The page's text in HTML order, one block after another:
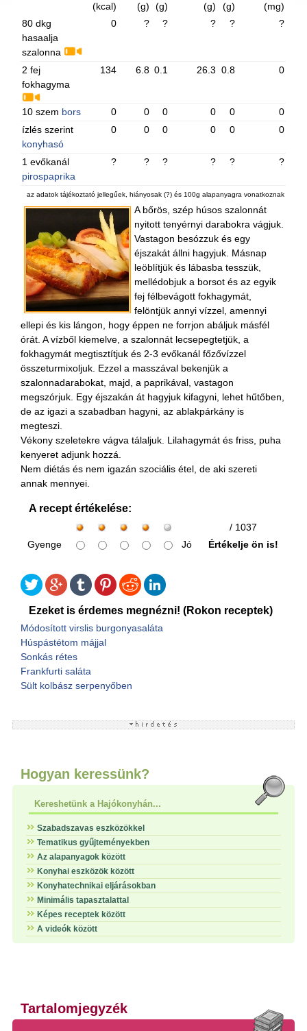
(kcal)
(g)
(g)
(g)
(g)
(mg)
80 dkg
hasaalja
szalonna
0 ? ? ? ? ?
2 fej
fokhagyma
134 6.8 0.1 26.3 0.8 0
10 szem bors 0 0 0 0 0
0
ízlés szerint
konyhasó
0 0 0 0 0 0
1 evőkanál
pirospaprika
? ? ? ? ? ?
az adatok tájékoztató jellegűek, hiányosak (?) és 100g alapanyagra vonatkoznak
A bőrös, szép húsos szalonnát
nyitott tenyérnyi darabokra vágjuk.
Vastagon besózzuk és egy
éjszakát állni hagyjuk. Másnap
leöblítjük és lábasba tesszük,
mellédobjuk a borsot és az egyik
fej félbevágott fokhagymát,
felöntjük annyi vízzel, amennyi
ellepi és kis lángon, hogy éppen ne forrjon abáljuk másfél
órát. A vízből kiemelve, a szalonnát lecsepegtetjük, a
fokhagymát megtisztítjuk és 2-3 evőkanál főzővízzel
összeturmixoljuk. Ezzel a masszával bekenjük a
szalonnadarabokat, majd, a paprikával, vastagon
megszórjuk. Egy éjszakán át hagyjuk kifagyni, lehet hűtőben,
de az igazi a szabadban hagyni, az ablakpárkány is
megteszi.
Vékony szeletekre vágva tálaljuk. Lilahagymát és friss, puha
kenyeret adjunk hozzá.
Nem diétás és nem igazán szociális étel, de aki szereti
annak mennyei.
A recept értékelése:
/ 1037
Gyenge
Jó Értékelje ön is!
Ezeket is érdemes megnézni! (Rokon receptek)
Módosított virslis burgonyasaláta
Húspástétom májjal
Sonkás rétes
Frankfurti saláta
Sült kolbász serpenyőben
Hogyan keressünk?
Kereshetünk a Hajókonyhán...
Szabadszavas eszközökkel
Tematikus gyűjteményekben
Az alapanyagok között
Konyhai eszközök között
Konyhatechnikai eljárásokban
Minimális tapasztalattal
Képes receptek között
A videók között
Tartalomjegyzék